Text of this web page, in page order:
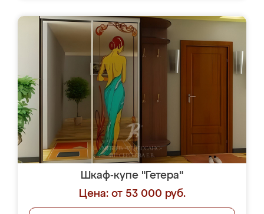
Шкаф-купе "Гетера"
Цена: от 53 000 руб.